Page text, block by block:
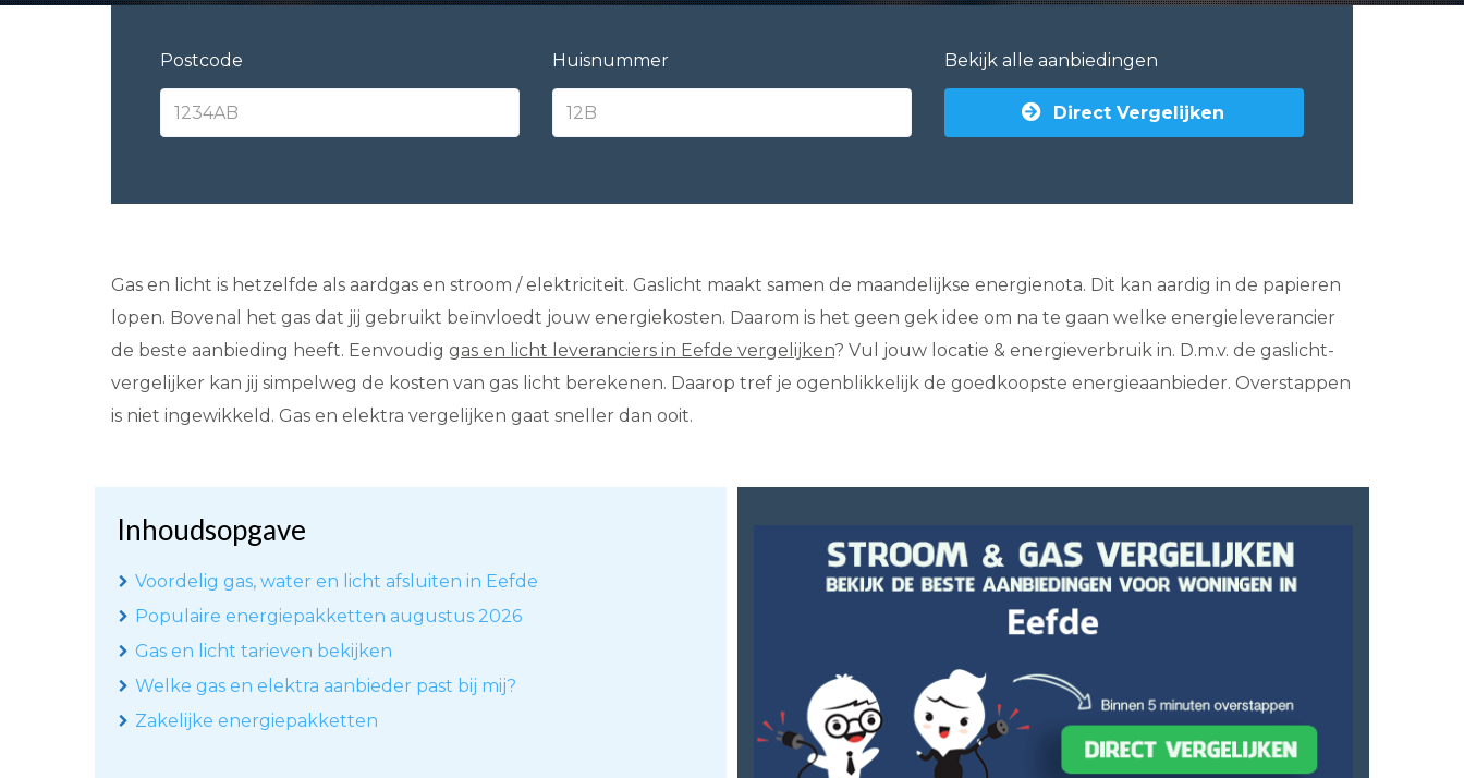
Postcode Huisnummer Bekijk alle aanbiedingen
Direct Vergelijken
Gas en licht is hetzelfde als aardgas en stroom / elektriciteit. Gaslicht maakt samen de maandelijkse energienota. Dit kan aardig in de papieren
lopen. Bovenal het gas dat jij gebruikt beïnvloedt jouw energiekosten. Daarom is het geen gek idee om na te gaan welke energieleverancier
de beste aanbieding heeft. Eenvoudig gas en licht leveranciers in Eefde vergelijken? Vul jouw locatie & energieverbruik in. D.m.v. de gaslicht-
vergelijker kan jij simpelweg de kosten van gas licht berekenen. Daarop tref je ogenblikkelijk de goedkoopste energieaanbieder. Overstappen
is niet ingewikkeld. Gas en elektra vergelijken gaat sneller dan ooit.
Inhoudsopgave
Voordelig gas, water en licht afsluiten in Eefde
Populaire energiepakketten augustus 2026
Gas en licht tarieven bekijken
Welke gas en elektra aanbieder past bij mij?
Zakelijke energiepakketten